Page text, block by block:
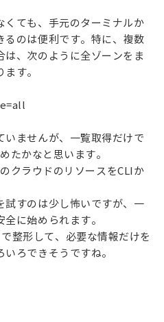
くても、手元のターミナルか
るのは便利です。特に、複数
、次のように全ゾーンをま
す。
ませんが、一覧取得だけで
たかなと思います。
クラウドのリソースをCLIか
試すのは少し怖いですが、一
に始められます。
整形して、必要な情報だけを
ろできそうですね。